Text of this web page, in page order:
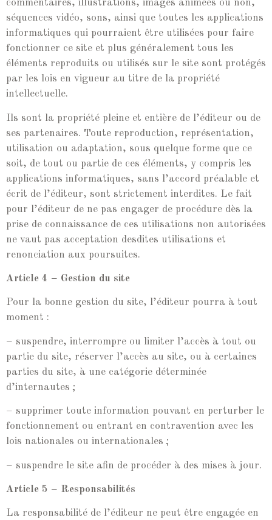
commentaires, illustrations, images animées ou non,
séquences vidéo, sons, ainsi que toutes les applications
informatiques qui pourraient être utilisées pour faire
fonctionner ce site et plus généralement tous les
éléments reproduits ou utilisés sur le site sont protégés
par les lois en vigueur au titre de la propriété
intellectuelle.
Ils sont la propriété pleine et entière de l’éditeur ou de
ses partenaires. Toute reproduction, représentation,
utilisation ou adaptation, sous quelque forme que ce
soit, de tout ou partie de ces éléments, y compris les
applications informatiques, sans l’accord préalable et
écrit de l’éditeur, sont strictement interdites. Le fait
pour l’éditeur de ne pas engager de procédure dès la
prise de connaissance de ces utilisations non autorisées
ne vaut pas acceptation desdites utilisations et
renonciation aux poursuites.
Article 4 – Gestion du site
Pour la bonne gestion du site, l’éditeur pourra à tout
moment :
– suspendre, interrompre ou limiter l’accès à tout ou
partie du site, réserver l’accès au site, ou à certaines
parties du site, à une catégorie déterminée
d’internautes ;
– supprimer toute information pouvant en perturber le
fonctionnement ou entrant en contravention avec les
lois nationales ou internationales ;
– suspendre le site afin de procéder à des mises à jour.
Article 5 – Responsabilités
La responsabilité de l’éditeur ne peut être engagée en